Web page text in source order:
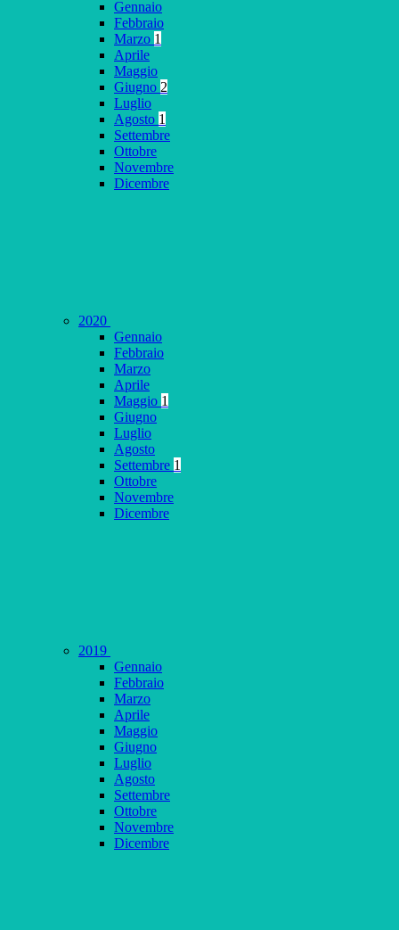
Gennaio
Febbraio
Marzo 1
Aprile
Maggio
Giugno 2
Luglio
Agosto 1
Settembre
Ottobre
Novembre
Dicembre
2020
Gennaio
Febbraio
Marzo
Aprile
Maggio 1
Giugno
Luglio
Agosto
Settembre 1
Ottobre
Novembre
Dicembre
2019
Gennaio
Febbraio
Marzo
Aprile
Maggio
Giugno
Luglio
Agosto
Settembre
Ottobre
Novembre
Dicembre